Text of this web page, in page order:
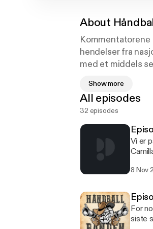
About
hendelser fra
med et middels
acast.com/
Show more
All episodes
32 episodes
Vi er
for første gang. Med: Daniel
8 Nov
For
siste